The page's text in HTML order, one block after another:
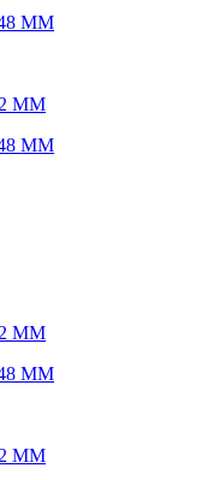
ММ
ММ
ММ
ММ
ММ
ММ